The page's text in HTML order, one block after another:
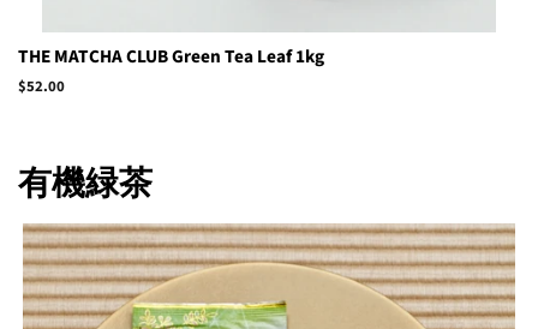
THE MATCHA CLUB Green Tea Leaf 1kg
Regular
$52.00
有機緑茶